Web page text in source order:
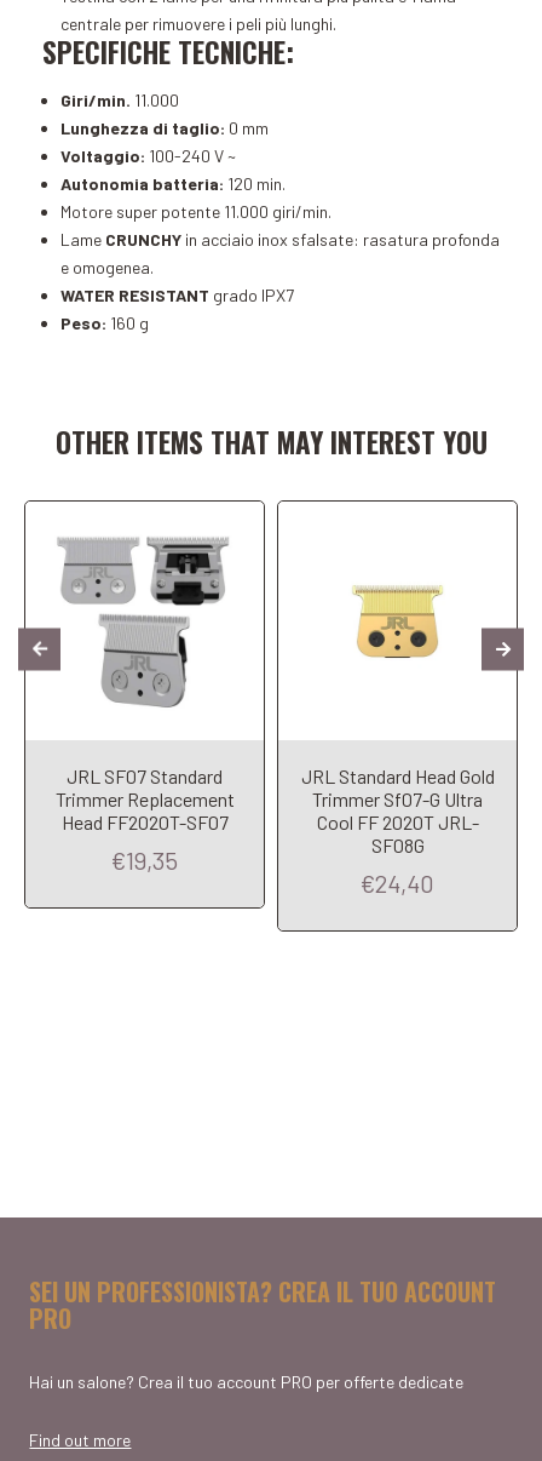
centrale per rimuovere i peli più lunghi.
SPECIFICHE TECNICHE:
Giri/min. 11.000
Lunghezza di taglio: 0 mm
Voltaggio: 100-240 V ~
Autonomia batteria: 120 min.
Motore super potente 11.000 giri/min.
Lame CRUNCHY in acciaio inox sfalsate: rasatura profonda
e omogenea.
WATER RESISTANT grado IPX7
Peso: 160 g
OTHER ITEMS THAT MAY INTEREST YOU
JRL SF07 Standard
Trimmer Replacement
Head FF2020T-SF07
€19,35
JRL Standard Head Gold
Trimmer Sf07-G Ultra
Cool FF 2020T JRL-
SF08G
€24,40
SEI UN PROFESSIONISTA? CREA IL TUO ACCOUNT
PRO
Hai un salone? Crea il tuo account PRO per offerte dedicate
Find out more